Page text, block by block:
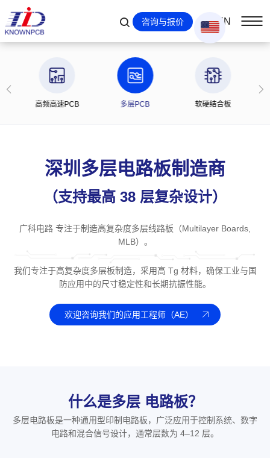
咨询与报价 EN
高频高速PCB 多层PCB 软硬结合板
深圳多层电路板制造商
（支持最高 38 层复杂设计）
广科电路 专注于制造高复杂度多层线路板（Multilayer Boards,
MLB）。
我们专注于高复杂度多层板制造，采用高 Tg 材料，确保工业与国
防应用中的尺寸稳定性和长期抗振性能。
欢迎咨询我们的应用工程师（AE）
什么是多层 电路板？
多层电路板是一种通用型印制电路板，广泛应用于控制系统、数字
电路和混合信号设计，通常层数为 4–12 层。